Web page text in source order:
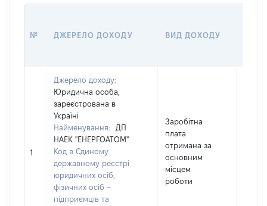
№ ДЖЕРЕЛО ДОХОДУ ВИД ДОХОДУ
1
Джерело доходу:
Юридична особа,
зареєстрована в
Україні
Найменування:
ДП
НАЕК "ЕНЕРГОАТОМ"
Код в Єдиному
державному реєстрі
юридичних осіб,
фізичних осіб –
підприємців та
Заробітна
плата
отримана за
основним
місцем
роботи